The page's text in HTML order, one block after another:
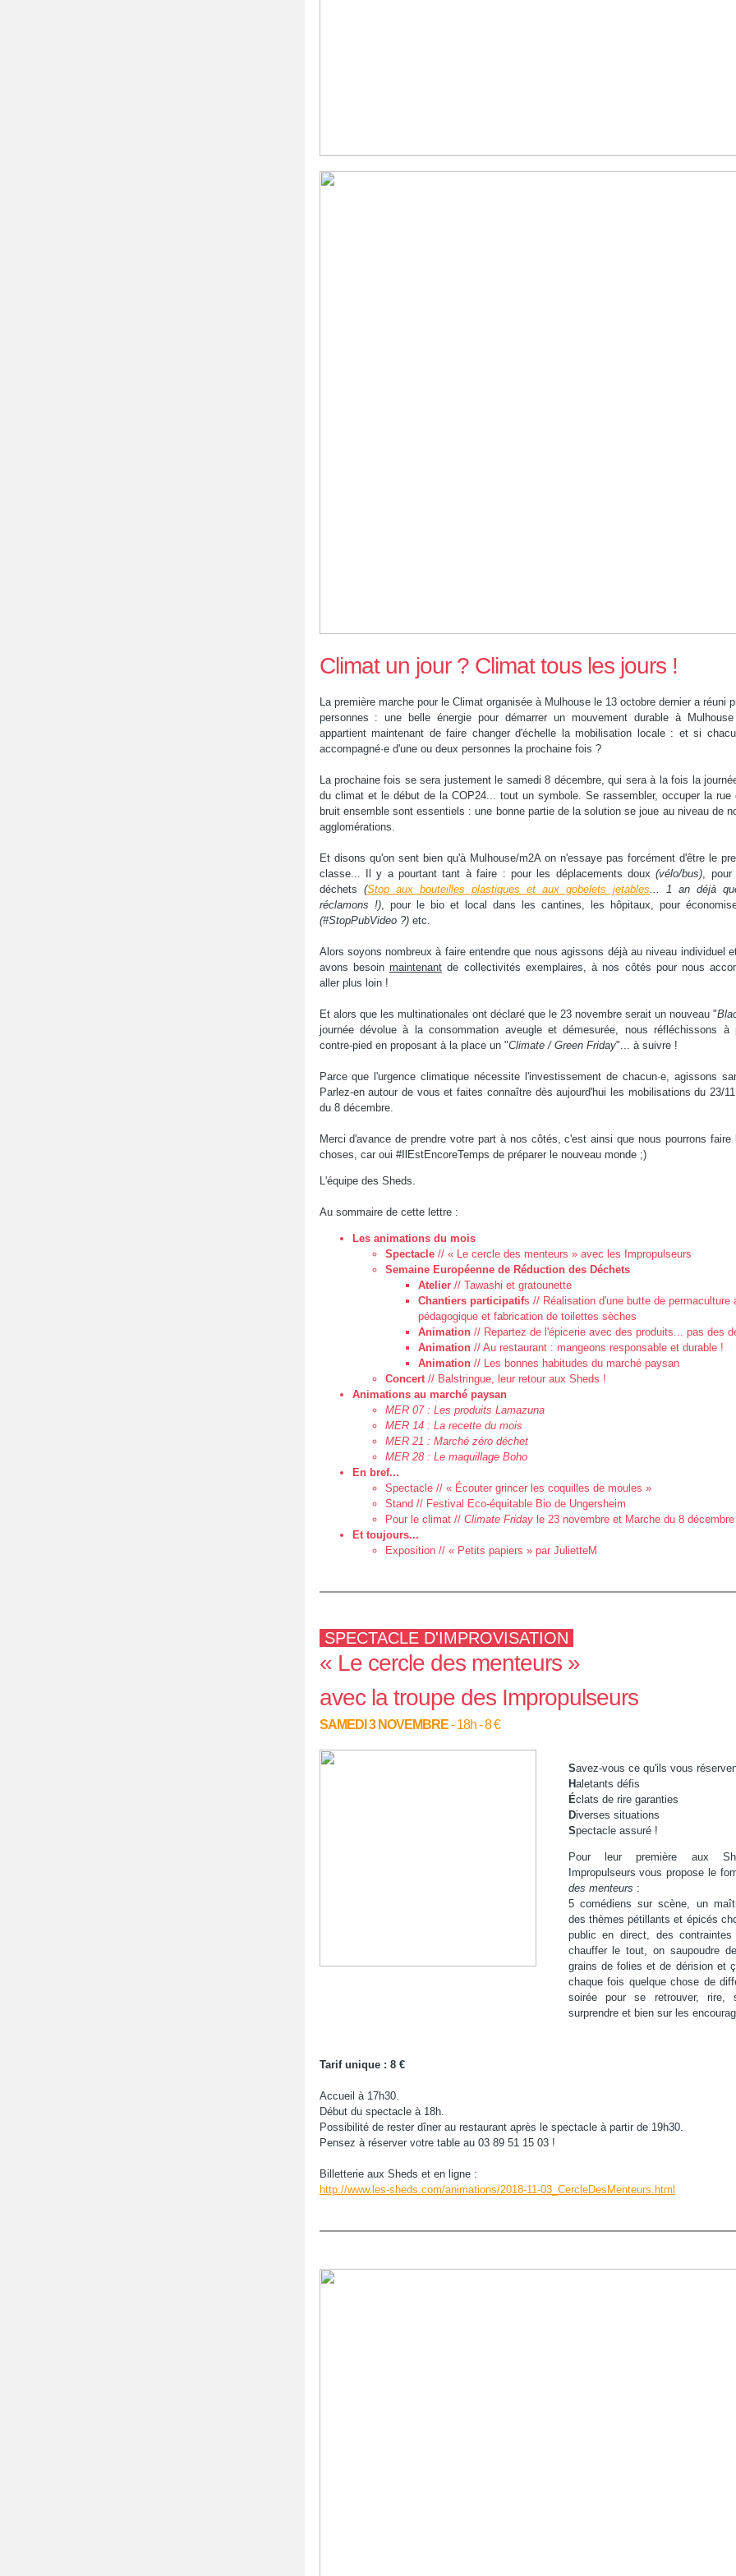
Climat un jour ? Climat tous les jours !
La première marche pour le Climat organisée à Mulhouse le 13 octobre dernier a réuni
personnes : une belle énergie pour démarrer un mouvement durable à
appartient maintenant de faire changer d'échelle la mobilisation locale : et si
accompagné·e d'une ou deux personnes la prochaine fois ?
La prochaine fois se sera justement le samedi 8 décembre, qui sera à la fois la
du climat et le début de la COP24... tout un symbole. Se rassembler, occuper la rue
bruit ensemble sont essentiels : une bonne partie de la solution se joue au niveau de
agglomérations.
Et disons qu'on sent bien qu'à Mulhouse/m2A on n'essaye pas forcément d'être le
classe... Il y a pourtant tant à faire : pour les déplacements doux(vélo/bus), pour
déchets (Stop aux bouteilles plastiques et aux gobelets jetables... 1 an déjà
réclamons !), pour le bio et local dans les cantines, les hôpitaux, pour
(#StopPubVideo ?)etc.
Alors soyons nombreux à faire entendre que nous agissons déjà au niveau individuel
avons besoin maintenant de collectivités exemplaires, à nos côtés pour nous
aller plus loin !
Et alors que les multinationales ont déclaré que le 23 novembre serait un nouveau "
journée dévolue à la consommation aveugle et démesurée, nous réfléchissons à
contre-pied en proposant à la place un "Climate / Green Friday"... à suivre !
Parce que l'urgence climatique nécessite l'investissement de chacun·e, agissons
Parlez-en autour de vous et faites connaître dès aujourd'hui les mobilisations du 23/
du 8 décembre.
Merci d'avance de prendre votre part à nos côtés, c'est ainsi que nous pourrons faire
choses, car oui #IlEstEncoreTemps de préparer le nouveau monde ;)
L'équipe des Sheds.
Au sommaire de cette lettre :
Les animations du mois
Spectacle// « Le cercle des menteurs » avec les Impropulseurs
Semaine Européenne de Réduction des Déchets
Atelier// Tawashi et gratounette
Chantiers participatifs // Réalisation d'une butte de permaculture
pédagogique et fabrication de toilettes sèches
Animation// Repartez de l'épicerie avec des produits... pas des
Animation// Au restaurant : mangeons responsable et durable !
Animation// Les bonnes habitudes du marché paysan
Concert// Balstringue, leur retour aux Sheds !
Animations au marché paysan
MER 07 : Les produits Lamazuna
MER 14 : La recette du mois
MER 21 : Marché zéro déchet
MER 28 : Le maquillage Boho
En bref...
Spectacle // « Écouter grincer les coquilles de moules »
Stand // Festival Eco-équitable Bio de Ungersheim
Pour le climat // Climate Fridayle 23 novembre et Marche du 8 décembre
Et toujours...
Exposition // « Petits papiers » par JulietteM
SPECTACLE D'IMPROVISATION
« Le cercle des menteurs »
avec la troupe des Impropulseurs
SAMEDI 3 NOVEMBRE- 18h - 8 €
Savez-vous ce qu'ils vous
Haletants défis
Éclats de rire garanties
Diverses situations
Spectacle assuré !
Pour leur première aux
Impropulseurs vous propose le
des menteurs :
5 comédiens sur scène, un
des thèmes pétillants et épicés
public en direct, des contraintes
chauffer le tout, on saupoudre
grains de folies et de dérision et
chaque fois quelque chose de
soirée pour se retrouver, rire,
surprendre et bien sur les
Tarif unique : 8 €
Accueil à 17h30.
Début du spectacle à 18h.
Possibilité de rester dîner au restaurant après le spectacle à partir de 19h30.
Pensez à réserver votre table au 03 89 51 15 03 !
Billetterie aux Sheds et en ligne :
http://www.les-sheds.com/animations/2018-11-03_CercleDesMenteurs.html